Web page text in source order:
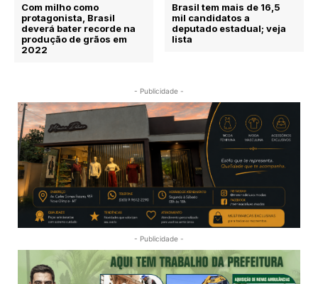
Com milho como
protagonista, Brasil
deverá bater recorde na
produção de grãos em
2022
Brasil tem mais de 16,5
mil candidatos a
deputado estadual; veja
lista
- Publicidade -
- Publicidade -